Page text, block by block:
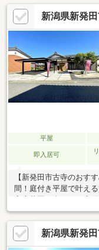
納戸があり、季節物の
があります■リフォーム
無料 壁紙をお好みの色
軽にご相談ください
ツ・・約12分■ウオロ
分■本丸中学校・・約16
新潟県新発
平屋
即入居可
【新発田市古寺のおす
間！庭付き平屋で叶え
住宅！ファミリーにも
敷地と自然を感じる落
レ、洗面台、給湯器、
フロア張替え、畳交換
新潟県新発